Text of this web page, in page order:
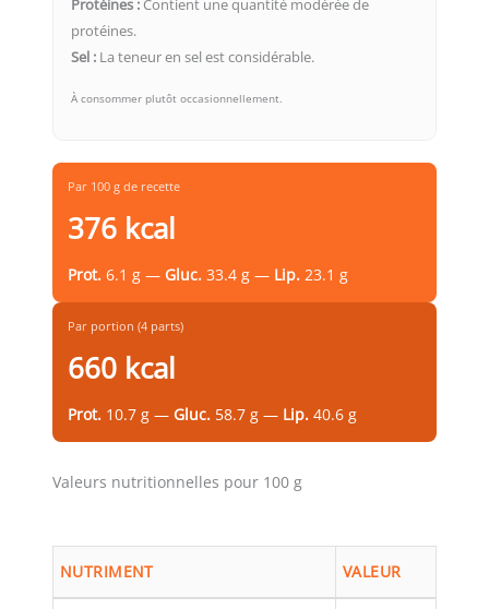
Protéines : Contient une quantité modérée de
protéines.
Sel : La teneur en sel est considérable.
À consommer plutôt occasionnellement.
Par 100 g de recette
376 kcal
Prot. 6.1 g — Gluc. 33.4 g — Lip. 23.1 g
Par portion (4 parts)
660 kcal
Prot. 10.7 g — Gluc. 58.7 g — Lip. 40.6 g
Valeurs nutritionnelles pour 100 g
NUTRIMENT VALEUR